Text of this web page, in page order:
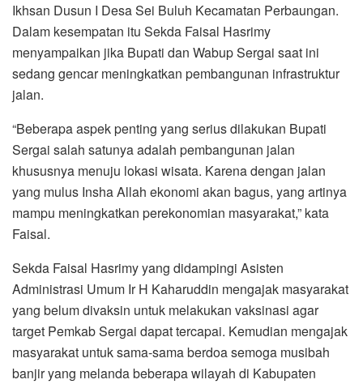
Ikhsan Dusun I Desa Sei Buluh Kecamatan Perbaungan.
Dalam kesempatan itu Sekda Faisal Hasrimy
menyampaikan jika Bupati dan Wabup Sergai saat ini
sedang gencar meningkatkan pembangunan infrastruktur
jalan.
“Beberapa aspek penting yang serius dilakukan Bupati
Sergai salah satunya adalah pembangunan jalan
khususnya menuju lokasi wisata. Karena dengan jalan
yang mulus Insha Allah ekonomi akan bagus, yang artinya
mampu meningkatkan perekonomian masyarakat,” kata
Faisal.
Sekda Faisal Hasrimy yang didampingi Asisten
Administrasi Umum Ir H Kaharuddin mengajak masyarakat
yang belum divaksin untuk melakukan vaksinasi agar
target Pemkab Sergai dapat tercapai. Kemudian mengajak
masyarakat untuk sama-sama berdoa semoga musibah
banjir yang melanda beberapa wilayah di Kabupaten